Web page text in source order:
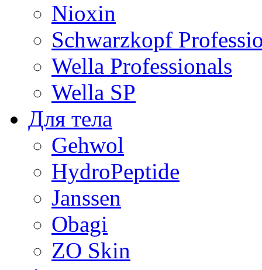
Nioxin
Schwarzkopf
Wella Professionals
Wella SP
Для тела
Gehwol
HydroPeptide
Janssen
Obagi
ZO Skin